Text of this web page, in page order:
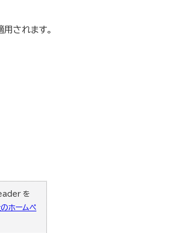
されます。
を
ホームペ